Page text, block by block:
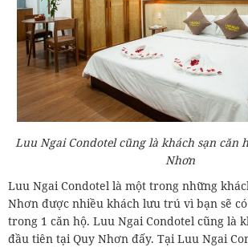
Luu Ngai Condotel cũng là khách sạn căn
Nhơn
Luu Ngai Condotel là một trong những
Nhơn được nhiều khách lưu trú vì bạn sẽ
trong 1 căn hộ. Luu Ngai Condotel cũng là
đầu tiên tại Quy Nhơn đấy. Tại Luu Ngai